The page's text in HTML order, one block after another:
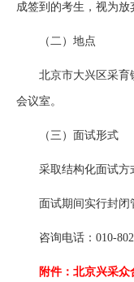
成签到的考生，视为放
（二）地点
北京市大兴区采育
会议室。
（三）面试形式
采取结构化面试方
面试期间实行封闭管
咨询电话：010-
附件：北京兴采